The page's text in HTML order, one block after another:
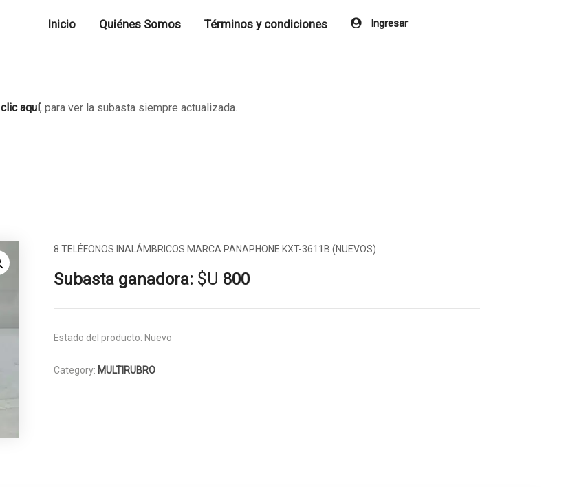
Inicio Quiénes Somos Términos y condiciones Ingresar
clic aquí, para ver la subasta siempre actualizada.
8 TELÉFONOS INALÁMBRICOS MARCA PANAPHONE KXT-3611B (NUEVOS)
Subasta ganadora:$U 800
Estado del producto: Nuevo
Category: MULTIRUBRO